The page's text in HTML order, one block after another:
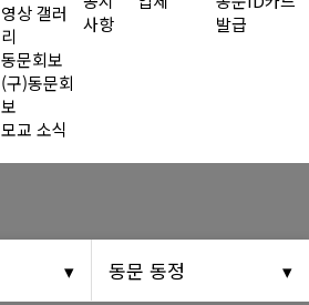
영상 갤러
리
동문회보
(구)동문회
보
모교 소식
사항
발급
동문 동정